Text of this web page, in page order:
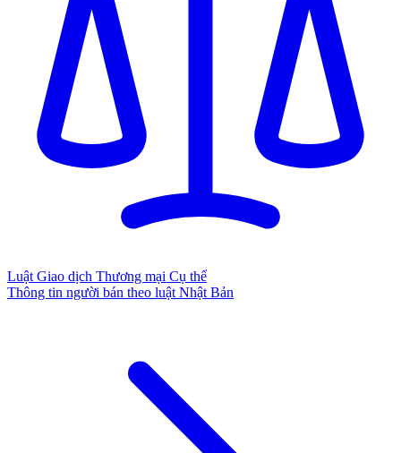
Luật Giao dịch Thương mại Cụ thể
Thông tin người bán theo luật Nhật Bản